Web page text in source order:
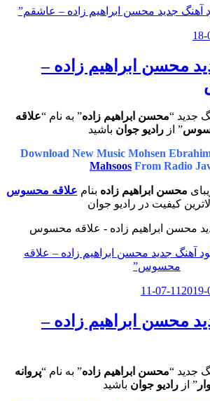
آهنگ جدید محسن ابراهیم زاده – عاشقم”
محسن ابراهیم زاده –
جدید “محسن ابراهیم زاده” به نام “علاقه
” از رادیو جوان باشید
Download New Music Mohsen
Mahsoos From Radio
محسن ابراهیم زاده بنام علاقه محسوس
کیفیت در رادیو جوان
آهنگ جدید محسن ابراهیم زاده – علاقه
محسوس”
2019-07-11
محسن ابراهیم زاده –
جدید “محسن ابراهیم زاده” به نام “پروانه
” ازرادیو جوان باشید